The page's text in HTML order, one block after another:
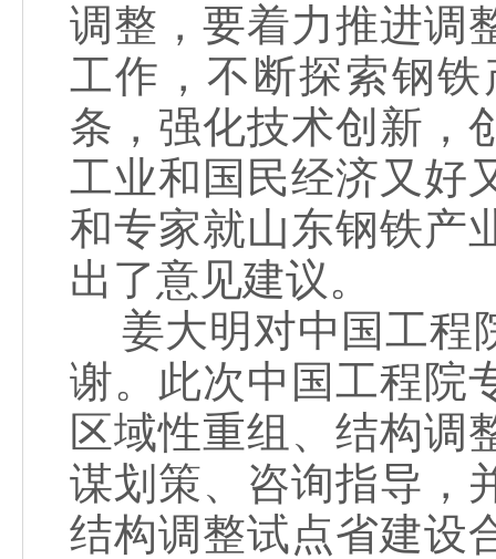
调整，要着力推进调
工作，不断探索钢
条，强化技术创新，
工业和国民经济又好
和专家就山东钢铁产
出了意见建议。
姜大明对中国工程
谢。此次中国工程院
区域性重组、结构调
谋划策、咨询指导，
结构调整试点省建设